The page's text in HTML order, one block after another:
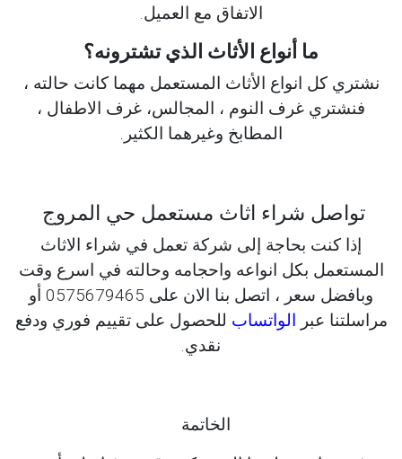
الاتفاق مع العميل.
ما أنواع الأثاث الذي تشترونه؟
نشتري كل انواع الأثاث المستعمل مهما كانت حالته ،
فنشتري غرف النوم ، المجالس، غرف الاطفال ،
المطابخ وغيرهما الكثير.
تواصل شراء اثاث مستعمل حي المروج
إذا كنت بحاجة إلى شركة تعمل في شراء الاثاث
المستعمل بكل انواعه واحجامه وحالته في اسرع وقت
وبافضل سعر ، اتصل بنا الان على 0575679465 أو
مراسلتنا عبر الواتساب للحصول على تقييم فوري ودفع
نقدي.
الخاتمة